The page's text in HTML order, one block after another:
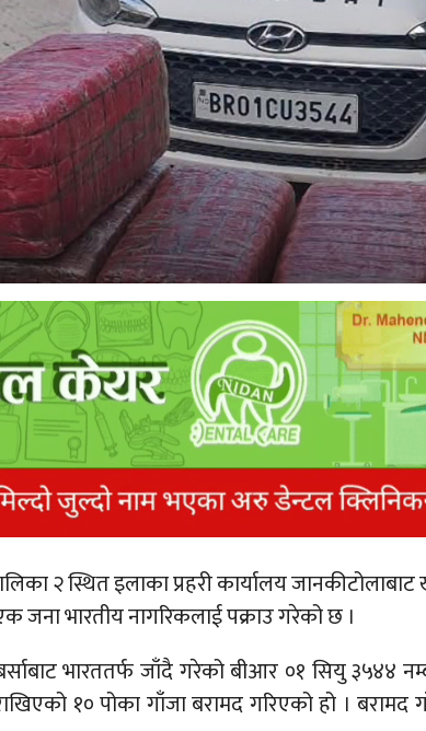
२ स्थित इलाका प्रहरी कार्यालय
जना भारतीय नागरिकलाई पक्राउ गरेको छ ।
भारततर्फ जाँदै गरेको बीआर ०१ सियु ३५४४
१० पोका गाँजा बरामद गरिएको हो ।